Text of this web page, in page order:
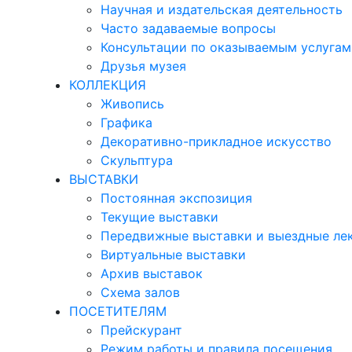
Научная и издательская деятельность
Часто задаваемые вопросы
Консультации по оказываемым услугам
Друзья музея
КОЛЛЕКЦИЯ
Живопись
Графика
Декоративно-прикладное искусство
Скульптура
ВЫСТАВКИ
Постоянная экспозиция
Текущие выставки
Передвижные выставки и выездные
Виртуальные выставки
Архив выставок
Схема залов
ПОСЕТИТЕЛЯМ
Прейскурант
Режим работы и правила посещения